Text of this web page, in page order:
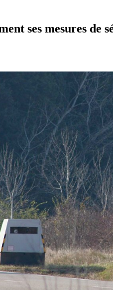
ses mesures de